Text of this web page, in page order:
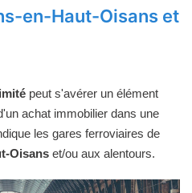
en-Haut-Oisans et
peut s'avérer un élément
achat immobilier dans une
les gares ferroviaires de
Oisans et/ou aux alentours.